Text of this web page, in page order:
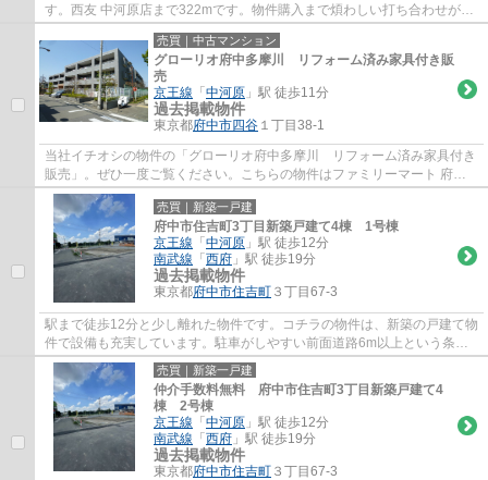
す。西友 中河原店まで322mです。物件購入まで煩わしい打ち合わせが少
ないのも、中古マンションの利点です。徒歩...
売買｜中古マンション
グローリオ府中多摩川 リフォーム済み家具付き販
売
京王線 「 中河原 」駅 徒歩11分
過去掲載物件
東京都府中市四谷 １丁目38-1
当社イチオシの物件の「グローリオ府中多摩川 リフォーム済み家具付き
販売」。ぜひ一度ご覧ください。こちらの物件はファミリーマート 府中
四谷通り店まで295mにあります。駅まで徒歩...
売買｜新築一戸建
府中市住吉町3丁目新築戸建て4棟 1号棟
京王線 「 中河原 」駅 徒歩12分
南武線 「 西府 」駅 徒歩19分
過去掲載物件
東京都府中市住吉町 ３丁目67-3
駅まで徒歩12分と少し離れた物件です。コチラの物件は、新築の戸建て物
件で設備も充実しています。駐車がしやすい前面道路6m以上という条件
を備えております。当社では京王線中河原周...
売買｜新築一戸建
仲介手数料無料 府中市住吉町3丁目新築戸建て4
棟 2号棟
京王線 「 中河原 」駅 徒歩12分
南武線 「 西府 」駅 徒歩19分
過去掲載物件
東京都府中市住吉町 ３丁目67-3